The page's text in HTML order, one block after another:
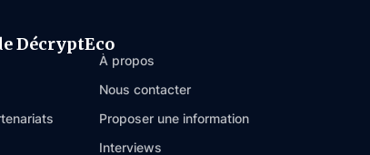
DécryptEco
À propos
Nous contacter
Proposer une information
Interviews